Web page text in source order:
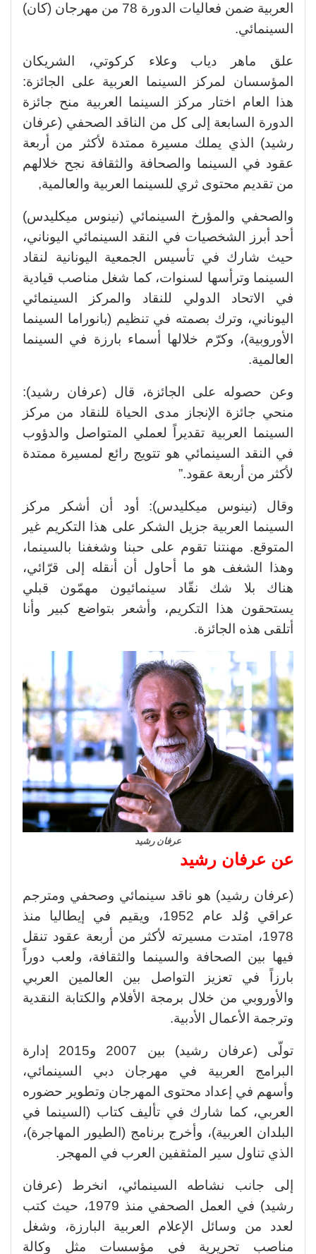
العربية ضمن فعاليات الدورة 78 من مهرجان (كان)
السينمائي.
علق ماهر دياب وعلاء كركوتي، الشريكان
المؤسسان لمركز السينما العربية على الجائزة:
هذا العام اختار مركز السينما العربية منح جائزة
الدورة السابعة إلى كل من الناقد الصحفي (عرفان
رشيد) الذي يملك مسيرة ممتدة لأكثر من أربعة
عقود في السينما والصحافة والثقافة نجح خلالهم
من تقديم محتوى ثري للسينما العربية والعالمية,
والصحفي والمؤرخ السينمائي (نينوس ميكليدس)
أحد أبرز الشخصيات في النقد السينمائي اليوناني،
حيث شارك في تأسيس الجمعية اليونانية لنقاد
السينما وترأسها لسنوات، كما شغل مناصب قيادية
في الاتحاد الدولي للنقاد والمركز السينمائي
اليوناني، وترك بصمته في تنظيم (بانوراما السينما
الأوروبية)، وكرّم خلالها أسماء بارزة في السينما
العالمية.
وعن حصوله على الجائزة، قال (عرفان رشيد):
منحي جائزة الإنجاز مدى الحياة للنقاد من مركز
السينما العربية تقديراً لعملي المتواصل والدؤوب
في النقد السينمائي هو تتويج رائع لمسيرة ممتدة
لأكثر من أربعة عقود.”
وقال (نينوس ميكليدس): أود أن أشكر مركز
السينما العربية جزيل الشكر على هذا التكريم غير
المتوقع. مهنتنا تقوم على حبنا وشغفنا بالسينما،
وهذا الشغف هو ما أحاول أن أنقله إلى قرّائي،
هناك بلا شك نقّاد سينمائيون مهمّون قبلي
يستحقون هذا التكريم، وأشعر بتواضع كبير وأنا
أتلقى هذه الجائزة.
عرفان رشيد
عن عرفان رشيد
(عرفان رشيد) هو ناقد سينمائي وصحفي ومترجم
عراقي وُلد عام 1952، ويقيم في إيطاليا منذ
1978، امتدت مسيرته لأكثر من أربعة عقود تنقل
فيها بين الصحافة والسينما والثقافة، ولعب دوراً
بارزاً في تعزيز التواصل بين العالمين العربي
والأوروبي من خلال برمجة الأفلام والكتابة النقدية
وترجمة الأعمال الأدبية.
تولّى (عرفان رشيد) بين 2007 و2015 إدارة
البرامج العربية في مهرجان دبي السينمائي،
وأسهم في إعداد محتوى المهرجان وتطوير حضوره
العربي، كما شارك في تأليف كتاب (السينما في
البلدان العربية)، وأخرج برنامج (الطيور المهاجرة)،
الذي تناول سير المثقفين العرب في المهجر.
إلى جانب نشاطه السينمائي، انخرط (عرفان
رشيد) في العمل الصحفي منذ 1979، حيث كتب
لعدد من وسائل الإعلام العربية البارزة، وشغل
مناصب تحريرية في مؤسسات مثل وكالة